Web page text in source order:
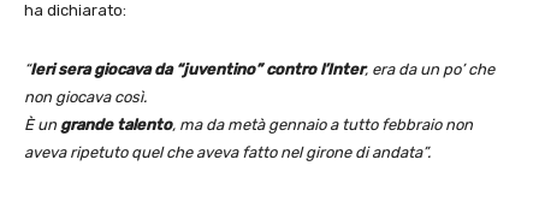
ha dichiarato:
“Ieri sera giocava da “juventino” contro l’Inter, era da un po’ che
non giocava così.
È un grande talento, ma da metà gennaio a tutto febbraio non
aveva ripetuto quel che aveva fatto nel girone di andata”.